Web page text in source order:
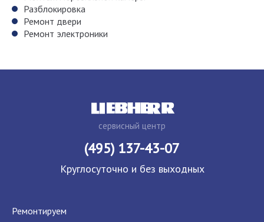
Разблокировка
Ремонт двери
Ремонт электроники
сервисный центр
(495) 137-43-07
Круглосуточно и без выходных
Ремонтируем